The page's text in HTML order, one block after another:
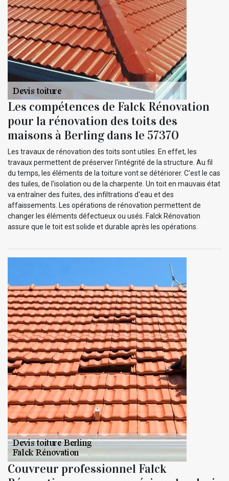
Les compétences de Falck Rénovation
pour la rénovation des toits des
maisons à Berling dans le 57370
Les travaux de rénovation des toits sont utiles. En effet, les
travaux permettent de préserver l'intégrité de la structure. Au fil
du temps, les éléments de la toiture vont se détériorer. C'est le cas
des tuiles, de l'isolation ou de la charpente. Un toit en mauvais état
va entraîner des fuites, des infiltrations d'eau et des
affaissements. Les opérations de rénovation permettent de
changer les éléments défectueux ou usés. Falck Rénovation
assure que le toit est solide et durable après les opérations.
Couvreur professionnel Falck